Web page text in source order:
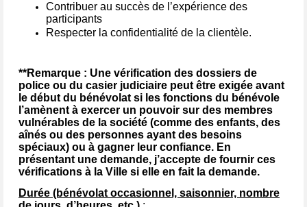
Contribuer au succès de l’expérience des
participants
Respecter la confidentialité de la clientèle.
**Remarque : Une vérification des dossiers de
police ou du casier judiciaire peut être exigée avant
le début du bénévolat si les fonctions du bénévole
l’amènent à exercer un pouvoir sur des membres
vulnérables de la société (comme des enfants, des
aînés ou des personnes ayant des besoins
spéciaux) ou à gagner leur confiance. En
présentant une demande, j’accepte de fournir ces
vérifications à la Ville si elle en fait la demande.
Durée (bénévolat occasionnel, saisonnier, nombre